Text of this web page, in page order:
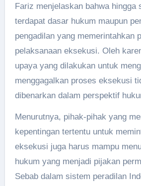
Fariz menjelaskan bahwa hingga
terdapat dasar hukum maupun
pengadilan yang memerintahkan
pelaksanaan eksekusi. Oleh
upaya yang dilakukan untuk
menggagalkan proses eksekusi
dibenarkan dalam perspektif
Menurutnya, pihak-pihak yang
kepentingan tertentu untuk
eksekusi juga harus mampu
hukum yang menjadi pijakan
Sebab dalam sistem peradilan